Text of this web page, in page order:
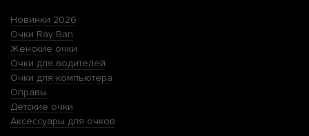
Новинки 2026
Очки Ray Ban
Женские очки
Очки для водителей
Очки для компьютера
Оправы
Детские очки
Аксессуары для очков